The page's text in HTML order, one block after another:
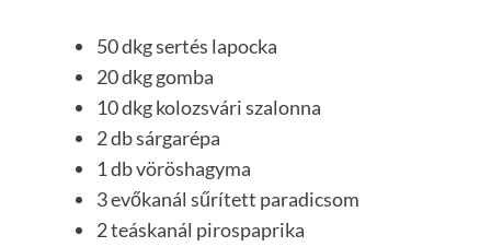
50 dkg sertés lapocka
20 dkg gomba
10 dkg kolozsvári szalonna
2 db sárgarépa
1 db vöröshagyma
3 evőkanál sűrített paradicsom
2 teáskanál pirospaprika